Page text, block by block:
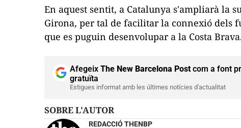
En aquest sentit, a Catalunya s'ampliarà la
Girona, per tal de facilitar la connexió dels
que es puguin desenvolupar a la Costa
Afegeix The New Barcelona Postcom a font
gratuïta
Estigues informat amb les últimes notícies d'actualitat
SOBRE L'AUTOR
REDACCIÓ THENBP